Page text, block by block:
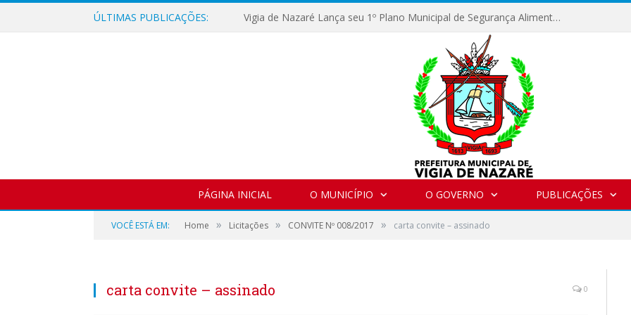
ÚLTIMAS PUBLICAÇÕES: Vigia de Nazaré Lança seu 1º Plano Municipal de Segurança Alimentar e Nutricional Sustentável
PÁGINA INICIAL O MUNICÍPIO O GOVERNO PUBLICAÇÕES
VOCÊ ESTÁ EM: Home » Licitações » CONVITE Nº 008/2017 » carta convite – assinado
carta convite – assinado 0